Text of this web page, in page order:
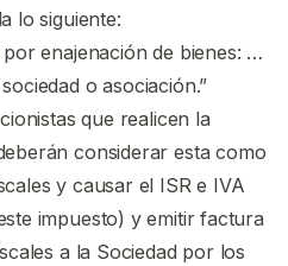
lo siguiente:
enajenación de bienes: …
o asociación.”
que realicen la
considerar esta como
y causar el ISR e IVA
impuesto) y emitir factura
a la Sociedad por los